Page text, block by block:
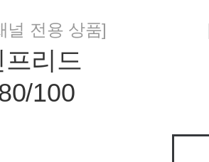
널 전용 상품]
프리드
100